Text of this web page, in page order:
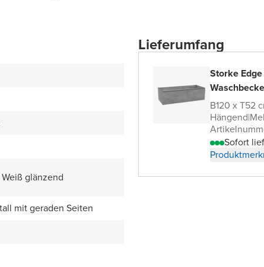
glänzend
mit geraden Seiten
Lieferumfang
Storke Edge
B120 x T52
Hängend|
Sofort